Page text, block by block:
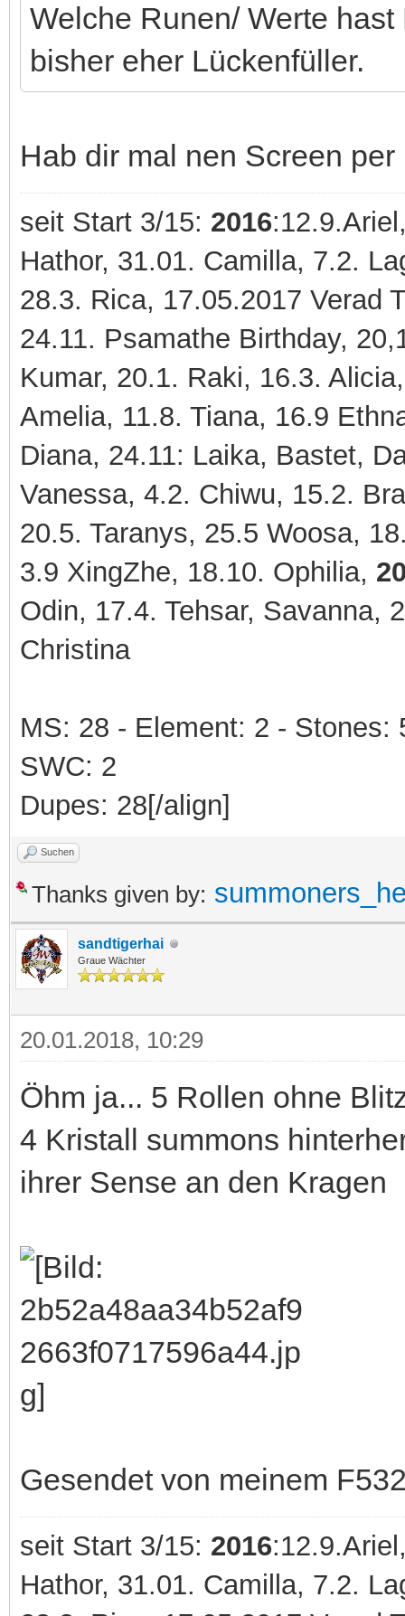
Welche Runen/ Werte
bisher eher Lückenfüller.
Hab dir mal nen Screen
seit Start 3/15: 2016
Hathor, 31.01. Camilla, 7.2.
28.3. Rica, 17.05.2017 Verad
24.11. Psamathe Birthday,
Kumar, 20.1. Raki, 16.3.
Amelia, 11.8. Tiana, 16.9
Diana, 24.11: Laika, Bastet,
Vanessa, 4.2. Chiwu, 15.2.
20.5. Taranys, 25.5 Woosa,
3.9 XingZhe, 18.10. Ophilia,
Odin, 17.4. Tehsar, Savanna,
Christina
MS: 28 - Element: 2 -
SWC: 2
Dupes: 28[/align]
Suchen
Thanks given by:
sandtigerhai
Graue Wächter
20.01.2018, 10:29
Öhm ja... 5 Rollen ohne
4 Kristall summons
ihrer Sense an den Kragen
Gesendet von meinem
seit Start 3/15: 2016
Hathor, 31.01. Camilla, 7.2.